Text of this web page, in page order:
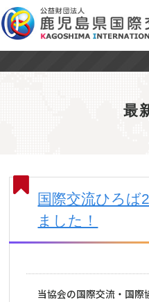
最
国際交流ひろば
ました！
当協会の国際交流・国際